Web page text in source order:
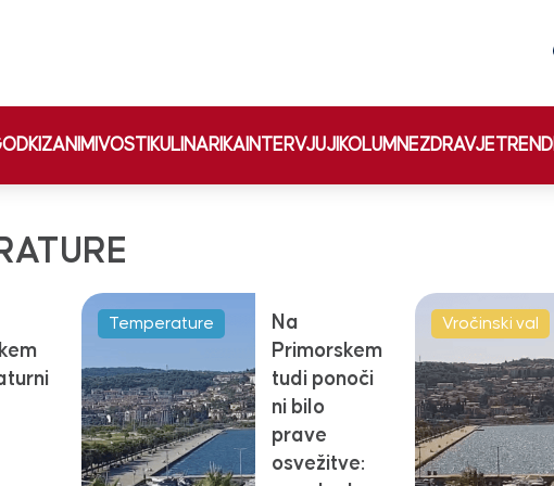
ZANIMIVOSTI KULINARIKA INTERVJUJI KOLUMNEZDRAVJETRENDI
Temperature
Na
Primorskem
tudi ponoči
ni bilo
prave
osvežitve:
Vročinski val